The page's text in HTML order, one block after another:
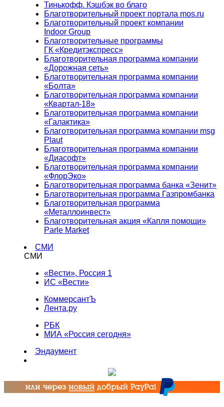
Тинькофф. Кэшбэк во благо
Благотворительный проект портала mos.ru
Благотворительный проект компании
Indoor Group
Благотворительные программы
ГК «Кредитэкспресс»
Благотворительная программа компании
«Дорожная сеть»
Благотворительная программа компании
«Болта»
Благотворительная программа компании
«Квартал-18»
Благотворительная программа компании
«Галактика»
Благотворительная программа компании msg
Plaut
Благотворительная программа компании
«Диасофт»
Благотворительная программа компании
«ФлорЭко»
Благотворительная программа банка «Зенит»
Благотворительная программа Газпромбанка
Благотворительная программа
«Металлоинвест»
Благотворительная акция «Капля помощи»
Parle Market
СМИ
СМИ
«Вести», Россия 1
ИС «Вести»
КоммерсантЪ
Лента.ру
РБК
МИА «Россия сегодня»
Эндаумент